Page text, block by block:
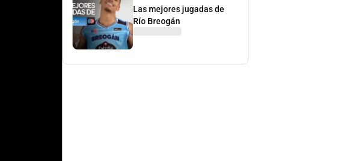
Las mejores jugadas de
Río Breogán